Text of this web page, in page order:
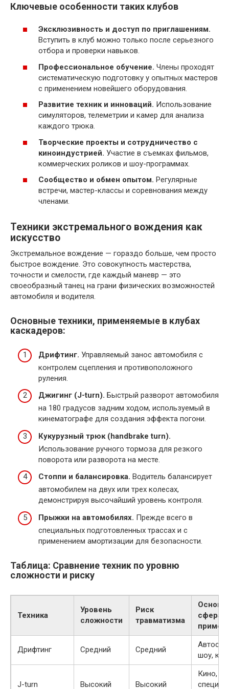
Ключевые особенности таких клубов
Эксклюзивность и доступ по приглашениям.
Вступить в клуб можно только после серьезного
отбора и проверки навыков.
Профессиональное обучение. Члены проходят
систематическую подготовку у опытных мастеров
с применением новейшего оборудования.
Развитие техник и инноваций. Использование
симуляторов, телеметрии и камер для анализа
каждого трюка.
Творческие проекты и сотрудничество с
киноиндустрией. Участие в съемках фильмов,
коммерческих роликов и шоу-программах.
Сообщество и обмен опытом. Регулярные
встречи, мастер-классы и соревнования между
членами.
Техники экстремального вождения как
искусство
Экстремальное вождение — гораздо больше, чем просто
быстрое вождение. Это совокупность мастерства,
точности и смелости, где каждый маневр — это
своеобразный танец на грани физических возможностей
автомобиля и водителя.
Основные техники, применяемые в клубах
каскадеров:
Дрифтинг. Управляемый занос автомобиля с
контролем сцепления и противоположного
руления.
Джигинг (J-turn). Быстрый разворот автомобиля
на 180 градусов задним ходом, используемый в
кинематографе для создания эффекта погони.
Кукурузный трюк (handbrake turn).
Использование ручного тормоза для резкого
поворота или разворота на месте.
Стоппи и балансировка. Водитель балансирует
автомобилем на двух или трех колесах,
демонстрируя высочайший уровень контроля.
Прыжки на автомобилях. Прежде всего в
специальных подготовленных трассах и с
применением амортизации для безопасности.
Таблица: Сравнение техник по уровню
сложности и риску
Техника
Уровень
сложности
Риск
травматизма
сфера
Дрифтинг Средний Средний
шоу,
J-turn Высокий Высокий
Кино,